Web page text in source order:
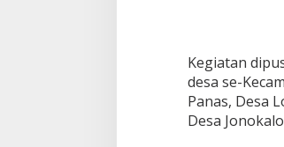
Kegiatan
desa se-
Panas, Desa
Desa